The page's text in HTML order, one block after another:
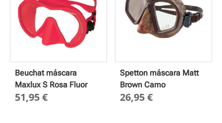
Beuchat máscara
Maxlux S Rosa Fluor
51,95€
Spetton máscara Matt
Brown Camo
26,95€